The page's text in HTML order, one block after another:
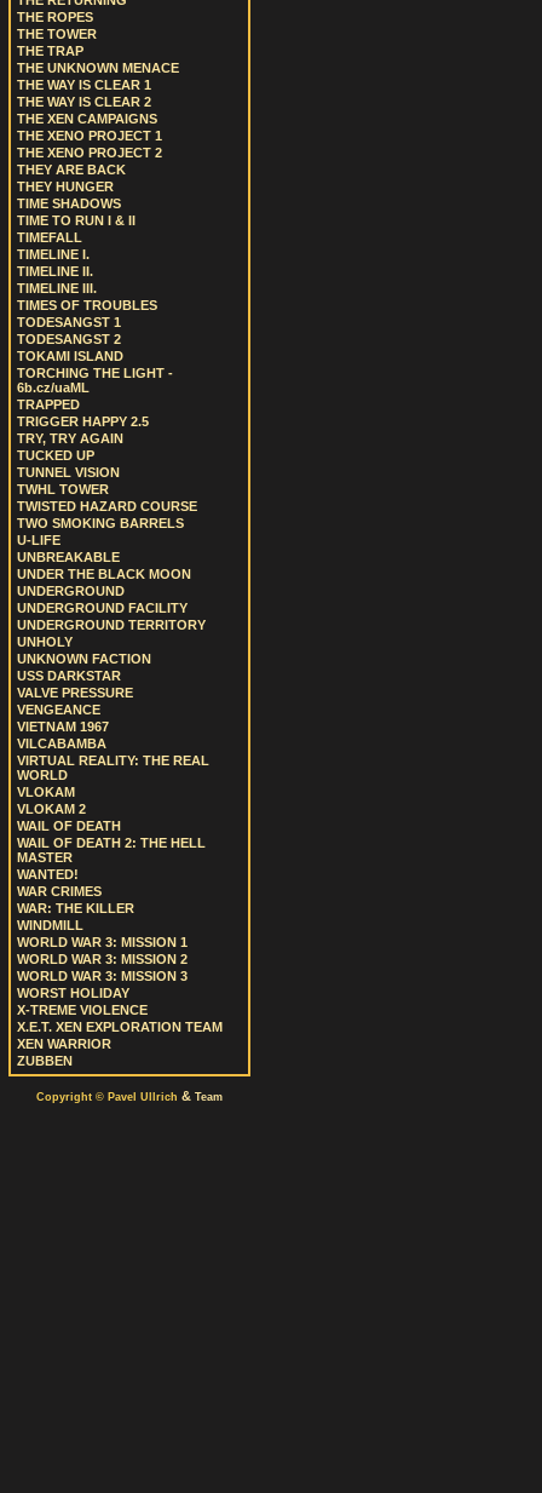
THE ROPES
THE TOWER
THE TRAP
THE UNKNOWN MENACE
THE WAY IS CLEAR 1
THE WAY IS CLEAR 2
THE XEN CAMPAIGNS
THE XENO PROJECT 1
THE XENO PROJECT 2
THEY ARE BACK
THEY HUNGER
TIME SHADOWS
TIME TO RUN I & II
TIMEFALL
TIMELINE I.
TIMELINE II.
TIMELINE III.
TIMES OF TROUBLES
TODESANGST 1
TODESANGST 2
TOKAMI ISLAND
TORCHING THE LIGHT -
6b.cz/uaML
TRAPPED
TRIGGER HAPPY 2.5
TRY, TRY AGAIN
TUCKED UP
TUNNEL VISION
TWHL TOWER
TWISTED HAZARD COURSE
TWO SMOKING BARRELS
U-LIFE
UNBREAKABLE
UNDER THE BLACK MOON
UNDERGROUND
UNDERGROUND FACILITY
UNDERGROUND TERRITORY
UNHOLY
UNKNOWN FACTION
USS DARKSTAR
VALVE PRESSURE
VENGEANCE
VIETNAM 1967
VILCABAMBA
VIRTUAL REALITY: THE REAL
WORLD
VLOKAM
VLOKAM 2
WAIL OF DEATH
WAIL OF DEATH 2: THE HELL
MASTER
WANTED!
WAR CRIMES
WAR: THE KILLER
WINDMILL
WORLD WAR 3: MISSION 1
WORLD WAR 3: MISSION 2
WORLD WAR 3: MISSION 3
WORST HOLIDAY
X-TREME VIOLENCE
X.E.T. XEN EXPLORATION TEAM
XEN WARRIOR
ZUBBEN
Copyright © Pavel Ullrich & Team